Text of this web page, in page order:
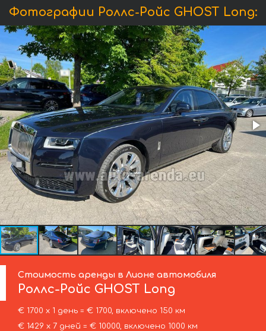
Фотографии Роллс-Ройс GHOST Long:
Стоимость аренды в Лионе автомобиля
Роллс-Ройс GHOST Long
€ 1700 х 1 день = € 1700, включено 150 км
€ 1429 х 7 дней = € 10000, включено 1000 км